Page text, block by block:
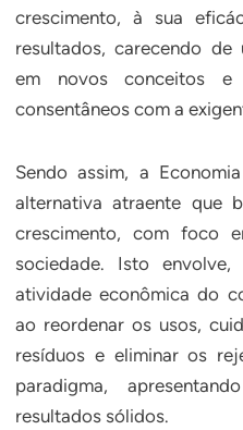
crescimento, à sua
resultados, carecendo
em novos conceitos e
consentâneos com a
Sendo assim, a
alternativa atraente que
crescimento, com foco
sociedade. Isto
atividade econômica do
ao reordenar os usos,
resíduos e eliminar os
paradigma,
resultados sólidos.